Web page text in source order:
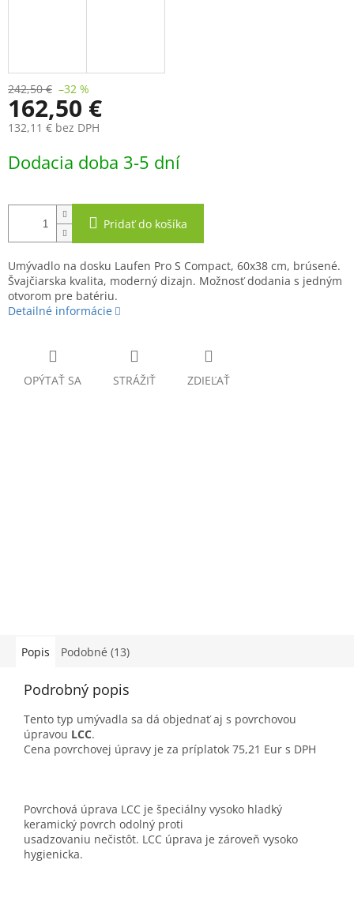
242,50 € –32 %
162,50 €
132,11 € bez DPH
cena:
Dodacia doba 3-5 dní
Pridať do košíka
Umývadlo na dosku Laufen Pro S Compact, 60x38 cm, brúsené.
Švajčiarska kvalita, moderný dizajn. Možnosť dodania s jedným
otvorom pre batériu.
Detailné informácie
OPÝTAŤ SA STRÁŽIŤ ZDIEĽAŤ
Popis Podobné (13)
Podrobný popis
Tento typ umývadla sa dá objednať aj s povrchovou
úpravou LCC.
Cena povrchovej úpravy je za príplatok 75,21 Eur s DPH
Povrchová úprava LCC je špeciálny vysoko hladký
keramický povrch odolný proti
usadzovaniu nečistôt. LCC úprava je zároveň vysoko
hygienicka.